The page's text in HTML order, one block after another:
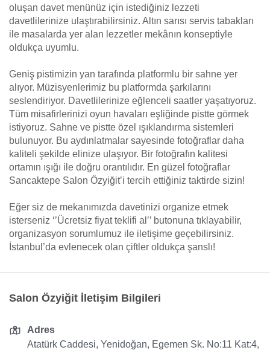
oluşan davet menünüz için istediğiniz lezzeti
davetlilerinize ulaştırabilirsiniz. Altın sarısı servis tabakları
ile masalarda yer alan lezzetler mekânın konseptiyle
oldukça uyumlu.
Geniş pistimizin yan tarafında platformlu bir sahne yer
alıyor. Müzisyenlerimiz bu platformda şarkılarını
seslendiriyor. Davetlilerinize eğlenceli saatler yaşatıyoruz.
Tüm misafirlerinizi oyun havaları eşliğinde pistte görmek
istiyoruz. Sahne ve pistte özel ışıklandırma sistemleri
bulunuyor. Bu aydınlatmalar sayesinde fotoğraflar daha
kaliteli şekilde elinize ulaşıyor. Bir fotoğrafın kalitesi
ortamın ışığı ile doğru orantılıdır. En güzel fotoğraflar
Sancaktepe Salon Özyiğit’i tercih ettiğiniz taktirde sizin!
Eğer siz de mekanımızda davetinizi organize etmek
isterseniz ‘’Ücretsiz fiyat teklifi al’’ butonuna tıklayabilir,
organizasyon sorumlumuz ile iletişime geçebilirsiniz.
İstanbul’da evlenecek olan çiftler oldukça şanslı!
Salon Özyiğit İletişim Bilgileri
Adres
Atatürk Caddesi, Yenidoğan, Egemen Sk. No:11 Kat:4,